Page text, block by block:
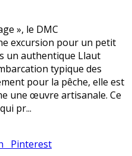
», le DMC
excursion pour un petit
un authentique Llaut
typique des
pour la pêche, elle est
une œuvre artisanale. Ce
pr...
Pinterest